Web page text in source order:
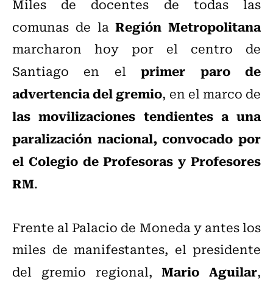
Miles de docentes de todas las
comunas de laRegión Metropolitana
marcharon hoy por el centro de
Santiago en elprimer paro de
advertencia del gremio, en el marco de
las movilizaciones tendientes a una
paralización nacional, convocado por
el Colegio de Profesoras y Profesores
RM.
Frente al Palacio de Moneda y antes los
miles de manifestantes, el presidente
del gremio regional, Mario Aguilar,